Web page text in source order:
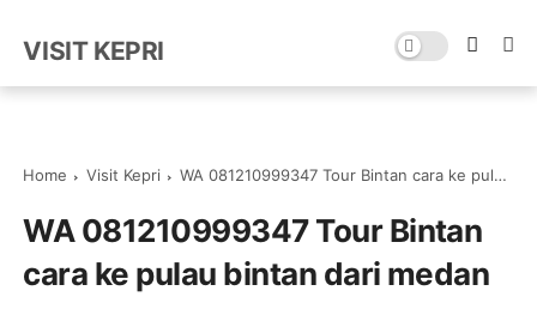
VISIT KEPRI
Home Visit Kepri WA 081210999347 Tour Bintan cara ke pulau bintan dari medan
WA 081210999347 Tour Bintan
cara ke pulau bintan dari medan